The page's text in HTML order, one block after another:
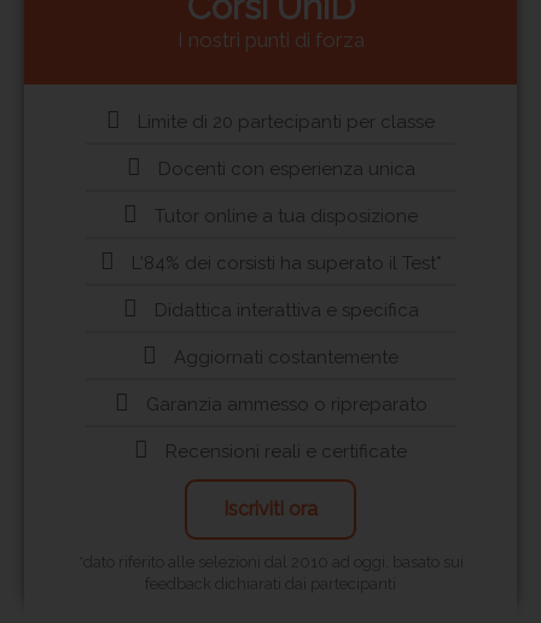
I nostri punti di forza
Limite di 20 partecipanti per classe
Docenti con esperienza unica
Tutor online a tua disposizione
L'84% dei corsisti ha superato il Test*
Didattica interattiva e specifica
Aggiornati costantemente
Garanzia ammesso o ripreparato
Recensioni reali e certificate
Iscriviti ora
*dato riferito alle selezioni dal 2010 ad oggi, basato sui
feedback dichiarati dai partecipanti